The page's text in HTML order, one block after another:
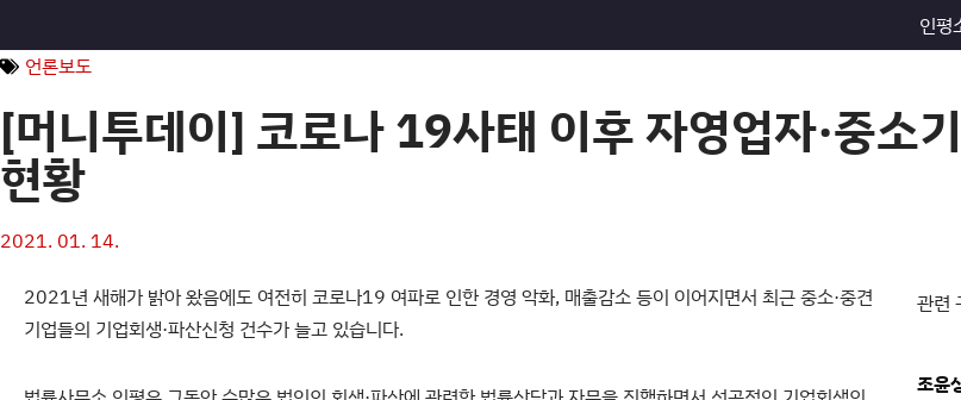
콘
츠
로
건
기
인평
언론보도
[머니투데이] 코로나 19사태 이후 자영업자·중소
현황
2021. 01. 14.
2021년 새해가 밝아 왔음에도 여전히 코로나19 여파로 인한 경영 악화, 매출감소 등이 이어지면서 최근 중소·중견
기업들의 기업회생·파산신청 건수가 늘고 있습니다.
관련
조윤